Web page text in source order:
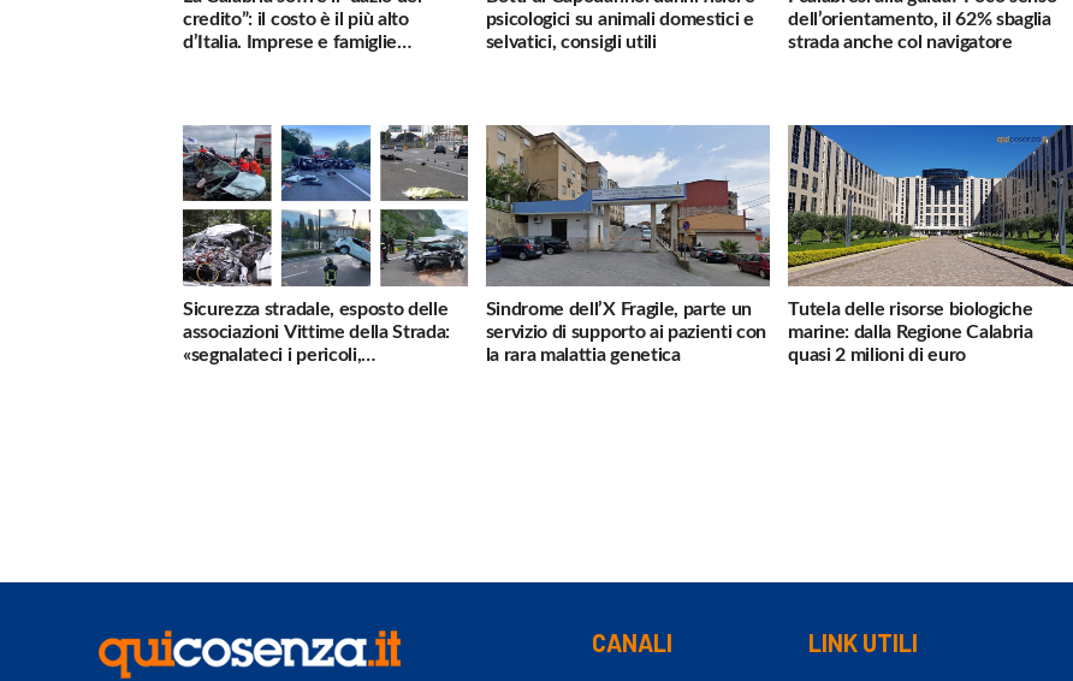
credito”: il costo è il più alto
d’Italia. Imprese e famiglie
psicologici su animali domestici e
selvatici, consigli utili
dell’orientamento, il 62% sbaglia
strada anche col navigatore
Sicurezza stradale, esposto delle
associazioni Vittime della Strada:
«segnalateci i pericoli,
Sindrome dell’X Fragile, parte un
servizio di supporto ai pazienti con
la rara malattia genetica
Tutela delle risorse biologiche
marine: dalla Regione Calabria
quasi 2 milioni di euro
CANALI LINK UTILI